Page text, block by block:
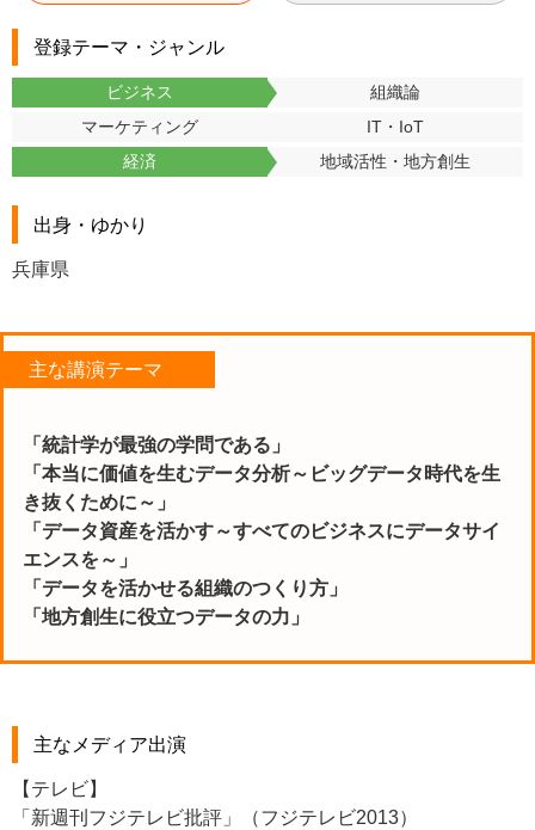
登録テーマ・ジャンル
ビジネス
組織論
マーケティング
IT・IoT
経済
地域活性・地方創生
出身・ゆかり
兵庫県
主な講演テーマ
「統計学が最強の学問である」
「本当に価値を生むデータ分析～ビッグデータ時代を生
き抜くために～」
「データ資産を活かす～すべてのビジネスにデータサイ
エンスを～」
「データを活かせる組織のつくり方」
「地方創生に役立つデータの力」
主なメディア出演
【テレビ】
「新週刊フジテレビ批評」（フジテレビ2013）